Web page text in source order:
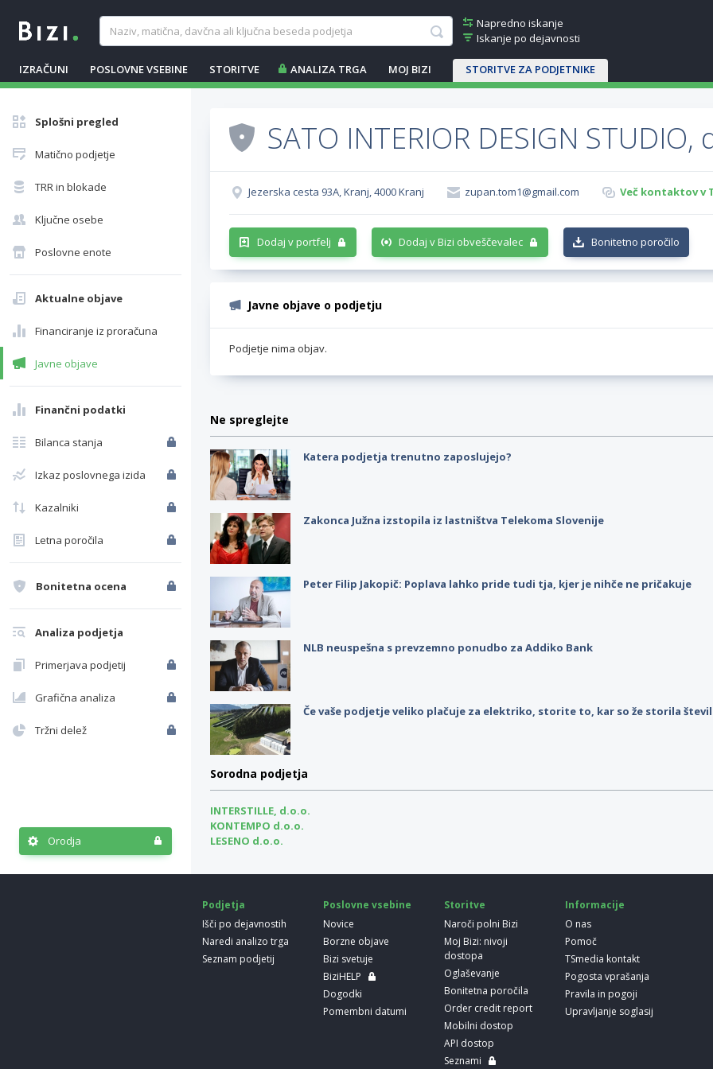
Napredno iskanje
Iskanje po dejavnosti
IZRAČUNI POSLOVNE VSEBINE STORITVE ANALIZA TRGA MOJ BIZI STORITVE ZA PODJETNIKE
Splošni pregled
Matično podjetje
TRR in blokade
Ključne osebe
Poslovne enote
Aktualne objave
Financiranje iz proračuna
Javne objave
Finančni podatki
Bilanca stanja
Izkaz poslovnega izida
Kazalniki
Letna poročila
Bonitetna ocena
Analiza podjetja
Primerjava podjetij
Grafična analiza
Tržni delež
Orodja
SATO INTERIOR DESIGN STUDIO,
Jezerska cesta 93A, Kranj, 4000 Kranj zupan.tom1@gmail.com Več kontaktov v
Dodaj v portfelj Dodaj v Bizi obveščevalec Bonitetno poročilo
Javne objave o podjetju
Podjetje nima objav.
Ne spreglejte
Katera podjetja trenutno zaposlujejo?
Zakonca Južna izstopila iz lastništva Telekoma Slovenije
Peter Filip Jakopič: Poplava lahko pride tudi tja, kjer je nihče ne pričakuje
NLB neuspešna s prevzemno ponudbo za Addiko Bank
Če vaše podjetje veliko plačuje za elektriko, storite to, kar so že storila
Sorodna podjetja
INTERSTILLE, d.o.o.
KONTEMPO d.o.o.
LESENO d.o.o.
Podjetja
Išči po dejavnostih
Naredi analizo trga
Seznam podjetij
Poslovne vsebine
Novice
Borzne objave
Bizi svetuje
BiziHELP
Dogodki
Pomembni datumi
Storitve
Naroči polni Bizi
Moj Bizi: nivoji
dostopa
Oglaševanje
Bonitetna poročila
Order credit report
Mobilni dostop
API dostop
Seznami
Informacije
O nas
Pomoč
TSmedia kontakt
Pogosta vprašanja
Pravila in pogoji
Upravljanje soglasij